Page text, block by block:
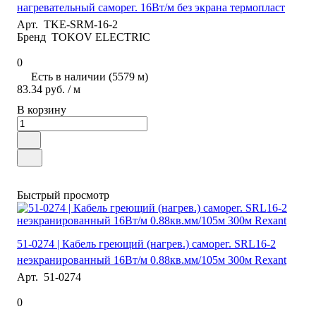
нагревательный саморег. 16Вт/м без экрана термопласт
Арт. TKE-SRM-16-2
Бренд TOKOV ELECTRIC
0
Есть в наличии (5579 м)
83.34 руб. / м
В корзину
Быстрый просмотр
51-0274 | Кабель греющий (нагрев.) саморег. SRL16-2
неэкранированный 16Вт/м 0.88кв.мм/105м 300м Rexant
Арт. 51-0274
0